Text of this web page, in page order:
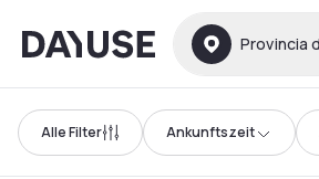
Dayuse Provincia
Alle Filter Ankunftszeit